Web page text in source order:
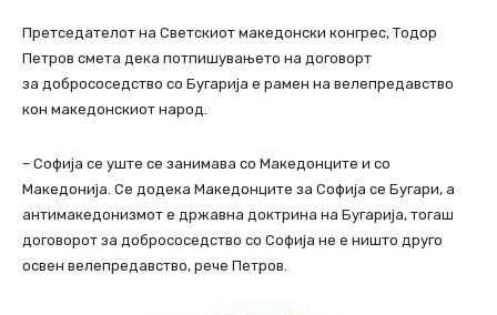
Претседателот на Светскиот македонски конгрес, Тодор
Петров смета дека потпишувањето на договорт
за добрососедство со Бугарија е рамен на велепредавство
кон македонскиот народ.
– Софија се уште се занимава со Македонците и со
Македонија. Се додека Македонците за Софија се Бугари, а
антимакедонизмот е државна доктрина на Бугарија, тогаш
договорот за добрососедство со Софија не е ништо друго
освен велепредавство, рече Петров.